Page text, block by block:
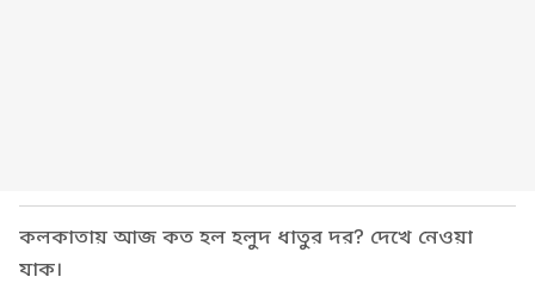
কলকাতায় আজ কত হল হলুদ ধাতুর দর? দেখে নেওয়া
যাক।